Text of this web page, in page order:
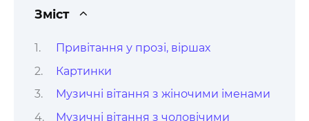
Зміст
Привітання у прозі, віршах
Картинки
Музичні вітання з жіночими іменами
Музичні вітання з чоловічими